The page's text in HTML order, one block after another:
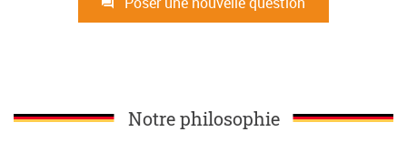
Notre philosophie